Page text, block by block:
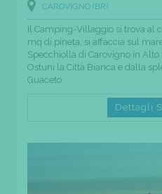
CAROVIGNO (BR)
Il Camping-Villaggio si trova al
mq di pineta, si affaccia sul
Specchiolla di Carovigno in Alto
Ostuni la Città Bianca e dalla
Guaceto.
Dettagli